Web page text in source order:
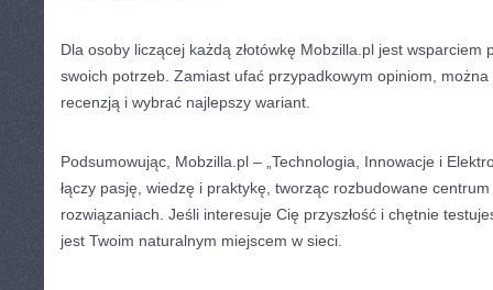
Dla osoby liczącej każdą złotówkę Mobzilla.pl jest wsparciem
swoich potrzeb. Zamiast ufać przypadkowym opiniom,
recenzją i wybrać najlepszy wariant.
Podsumowując, Mobzilla.pl – „Technologia, Innowacje i
łączy pasję, wiedzę i praktykę, tworząc rozbudowane
rozwiązaniach. Jeśli interesuje Cię przyszłość i chętnie
jest Twoim naturalnym miejscem w sieci.